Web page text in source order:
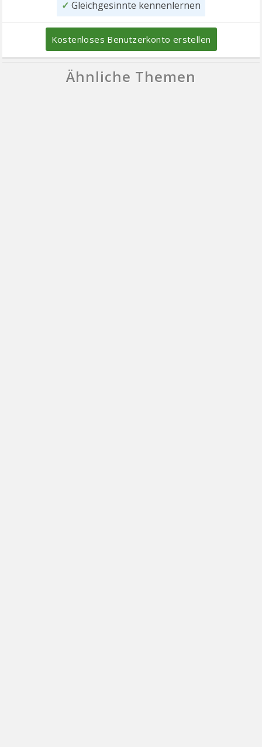
✓ Gleichgesinnte kennenlernen
Kostenloses Benutzerkonto erstellen
Ähnliche Themen